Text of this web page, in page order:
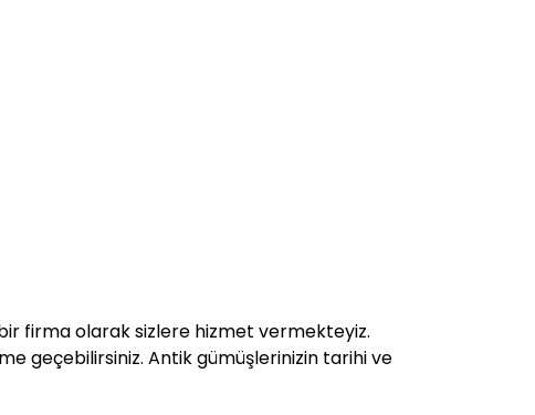
bir firma olarak sizlere hizmet vermekteyiz.
geçebilirsiniz. Antik gümüşlerinizin tarihi ve